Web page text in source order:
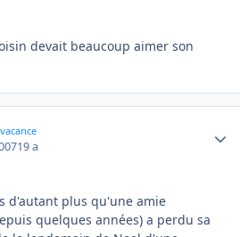
devait beaucoup aimer son
19 a
d'autant plus qu'une amie
quelques années) a perdu sa